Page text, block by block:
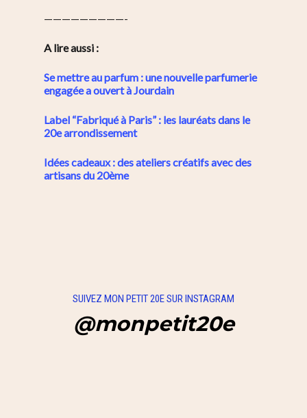
—————————-
A lire aussi :
Se mettre au parfum : une nouvelle parfumerie
engagée a ouvert à Jourdain
Label “Fabriqué à Paris” : les lauréats dans le
20e arrondissement
Idées cadeaux : des ateliers créatifs avec des
artisans du 20ème
SUIVEZ MON PETIT 20E SUR INSTAGRAM
@monpetit20e